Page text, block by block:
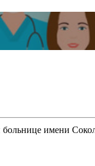
больнице имени